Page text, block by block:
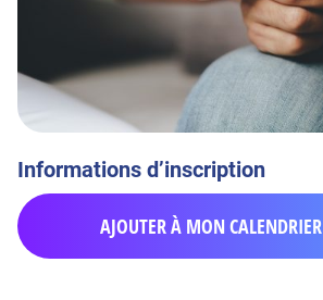
Informations d’inscription
AJOUTER À MON CALENDRIER